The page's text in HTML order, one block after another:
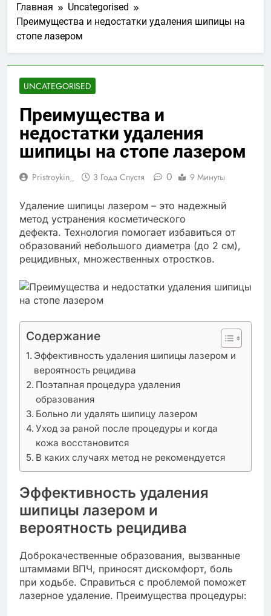
Главная
Uncategorised
Преимущества и недостатки удаления шипицы на
стопе лазером
UNCATEGORISED
Преимущества и
недостатки удаления
шипицы на стопе лазером
Pristroykin_ 3 Года Спустя 0 9 Минуты
Удаление шипицы лазером – это надежный
метод устранения косметического
дефекта. Технология помогает избавиться от
образований небольшого диаметра (до 2 см),
рецидивных, множественных отростков.
Содержание
Эффективность удаления шипицы лазером и
вероятность рецидива
Поэтапная процедура удаления
образования
Больно ли удалять шипицу лазером
Уход за раной после процедуры и когда
кожа восстановится
В каких случаях метод не рекомендуется
Эффективность удаления
шипицы лазером и
вероятность рецидива
Доброкачественные образования, вызванные
штаммами ВПЧ, приносят дискомфорт, боль
при ходьбе. Справиться с проблемой поможет
лазерное удаление. Преимущества процедуры: